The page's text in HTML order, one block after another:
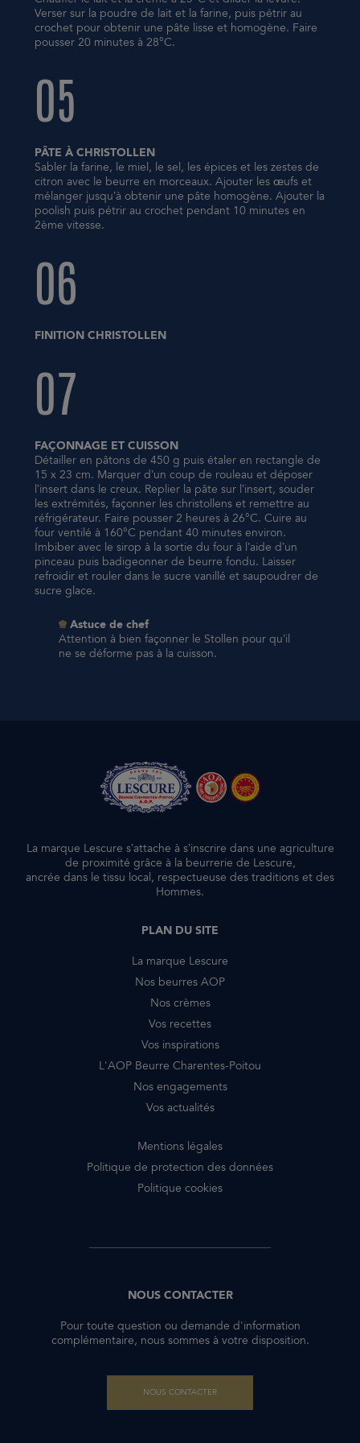
Verser sur la poudre de lait et la farine, puis pétrir au
crochet pour obtenir une pâte lisse et homogène. Faire
pousser 20 minutes à 28°C.
05
PÂTE À CHRISTOLLEN
Sabler la farine, le miel, le sel, les épices et les zestes de
citron avec le beurre en morceaux. Ajouter les œufs et
mélanger jusqu’à obtenir une pâte homogène. Ajouter la
poolish puis pétrir au crochet pendant 10 minutes en
2ème vitesse.
06
FINITION CHRISTOLLEN
07
FAÇONNAGE ET CUISSON
Détailler en pâtons de 450 g puis étaler en rectangle de
15 x 23 cm. Marquer d’un coup de rouleau et déposer
l’insert dans le creux. Replier la pâte sur l’insert, souder
les extrémités, façonner les christollens et remettre au
réfrigérateur. Faire pousser 2 heures à 26°C. Cuire au
four ventilé à 160°C pendant 40 minutes environ.
Imbiber avec le sirop à la sortie du four à l’aide d’un
pinceau puis badigeonner de beurre fondu. Laisser
refroidir et rouler dans le sucre vanillé et saupoudrer de
sucre glace.
Astuce de chef
Attention à bien façonner le Stollen pour qu’il
ne se déforme pas à la cuisson.
La marque Lescure s’attache à s’inscrire dans une agriculture
de proximité grâce à la beurrerie de Lescure,
ancrée dans le tissu local, respectueuse des traditions et des
Hommes.
PLAN DU SITE
La marque Lescure
Nos beurres AOP
Nos crèmes
Vos recettes
Vos inspirations
L'AOP Beurre Charentes-Poitou
Nos engagements
Vos actualités
Mentions légales
Politique de protection des données
Politique cookies
NOUS CONTACTER
Pour toute question ou demande d'information
complémentaire, nous sommes à votre disposition.
NOUS CONTACTER